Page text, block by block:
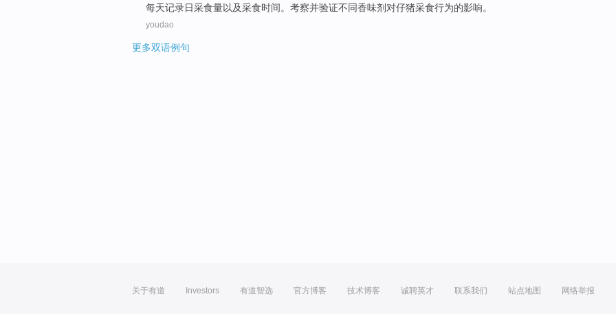
每天记录日采食量以及采食时间。 考察并验证不同香味剂对仔猪采食行为的影响。
youdao
更多双语例句
关于有道 Investors 有道智选 官方博客 技术博客 诚聘英才 联系我们 站点地图 网络举报